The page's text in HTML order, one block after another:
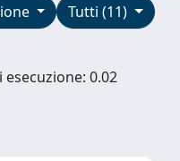
Tutti (11)
0.02